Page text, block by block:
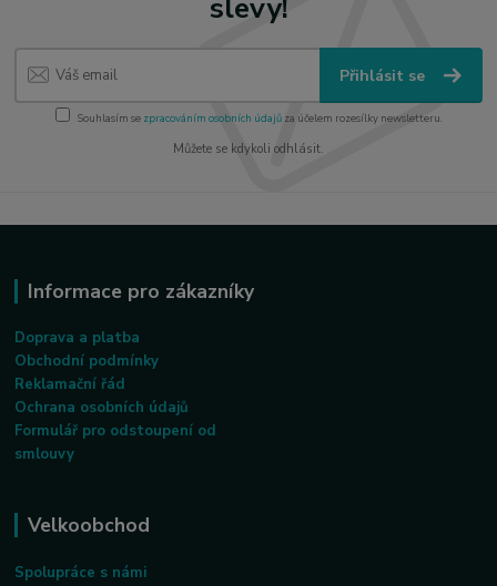
Přihlásit se
Souhlasím se zpracováním osobních údajůza účelem rozesílky newsletteru.
Můžete se kdykoli odhlásit.
Informace pro zákazníky
Doprava a platba
Obchodní podmínky
Reklamační řád
Ochrana osobních údajů
Formulář pro odstoupení od
smlouvy
Velkoobchod
Spolupráce s námi